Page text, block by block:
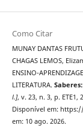
Como Citar
MUNAY DANTAS
CHAGAS LEMOS,
ENSINO-
LITERATURA.
l.], v. 23, n. 3, p. ETE1,
Disponível em:
em: 10 ago. 2026.